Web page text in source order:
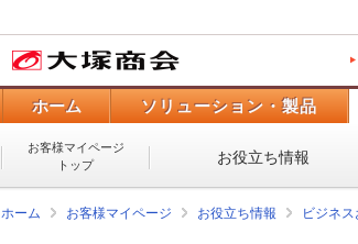
ホーム ソリューション・製品
お客様マイページ
トップ
お役立ち情報
ホーム お客様マイページ お役立ち情報 ビジネ